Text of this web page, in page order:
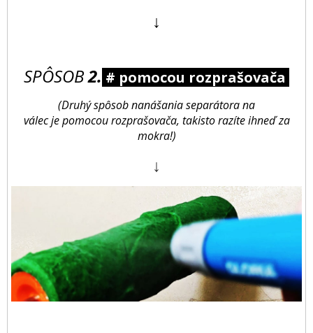
↓
SPÔSOB2. # pomocou rozprašovača
(Druhý spôsob nanášania separátora na
válec je pomocou rozprašovača, takisto razíte ihneď za
mokra!)
↓